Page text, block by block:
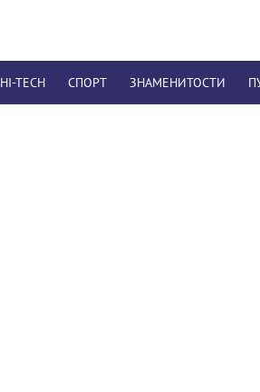
HI-TECH СПОРТ ЗНАМЕНИТОСТИ